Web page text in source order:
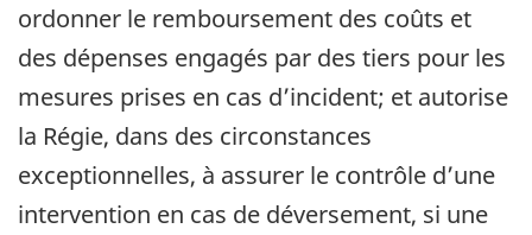
ordonner le remboursement des coûts et
des dépenses engagés par des tiers pour les
mesures prises en cas d’incident; et autorise
la Régie, dans des circonstances
exceptionnelles, à assurer le contrôle d’une
intervention en cas de déversement, si une